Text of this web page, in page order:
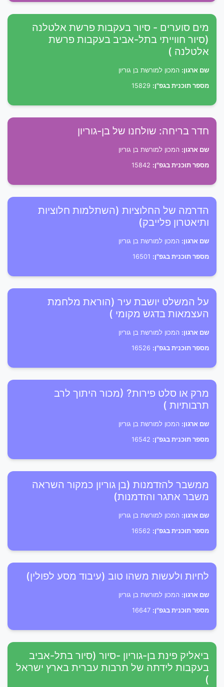
מים סוערים - סיור בעקבות פרשת אלטלנה
(סיור חווייתי בתל-אביב בעקבות פרשת
אלטלנה )
שם ארגון: המכון למורשת בן גוריון
מספר תוכנית בגפ"ן:
חדר בריחה: שולחנו של בן-גוריון
שם ארגון: המכון למורשת בן גוריון
מספר תוכנית בגפ"ן:
הדרמה של החלוציות (השתלמות חלוציות
ותיאטרון פלייבק)
שם ארגון: המכון למורשת בן גוריון
מספר תוכנית בגפ"ן:
על המשלט יושבת עיר (הוראת מלחמת
העצמאות בדגש מקומי )
שם ארגון: המכון למורשת בן גוריון
מספר תוכנית בגפ"ן:
מרק או סלט פירות? (מכור היתוך לרב
תרבותיות )
שם ארגון: המכון למורשת בן גוריון
מספר תוכנית בגפ"ן:
ממשבר להזדמנות (בן גוריון כמקור השראה
משבר אתגר והזדמנות)
שם ארגון: המכון למורשת בן גוריון
מספר תוכנית בגפ"ן:
לחיות ולעשות משהו טוב (עיבוד מסע לפולין)
שם ארגון: המכון למורשת בן גוריון
מספר תוכנית בגפ"ן:
ביאליק פינת בן-גוריון -סיור (סיור בתל-אביב
בעקבות לידתה של תרבות עברית בארץ ישראל
)